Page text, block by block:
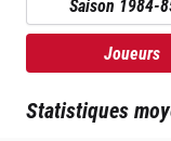
Saison 1984-
Joueurs
Statistiques